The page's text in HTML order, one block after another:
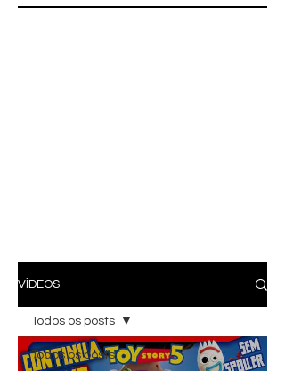
VÍDEOS
Todos os posts
Todos os posts